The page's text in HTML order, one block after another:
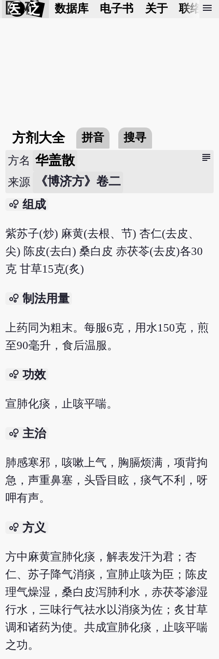
医 砭 数据库 电子书 关于 联络我
menu
方剂大全 拼音 搜寻
subject
方名 华盖散
来源 《博济方》卷二
bubble_chart 组成
紫苏子(炒) 麻黄(去根、节) 杏仁(去皮、
尖) 陈皮(去白) 桑白皮 赤茯苓(去皮)各30
克 甘草15克(炙)
bubble_chart 制法用量
上药同为粗末。每服6克，用水150克，煎
至90毫升，食后温服。
bubble_chart 功效
宣肺化痰，止咳平喘。
bubble_chart 主治
肺感寒邪，咳嗽上气，胸膈烦满，项背拘
急，声重鼻塞，头昏目眩，痰气不利，呀
呷有声。
bubble_chart 方义
方中麻黄宣肺化痰，解表发汗为君；杏
仁、苏子降气消痰，宣肺止咳为臣；陈皮
理气燥湿，桑白皮泻肺利水，赤茯苓渗湿
行水，三味行气祛水以消痰为佐；炙甘草
调和诸药为使。共成宣肺化痰，止咳平喘
之功。